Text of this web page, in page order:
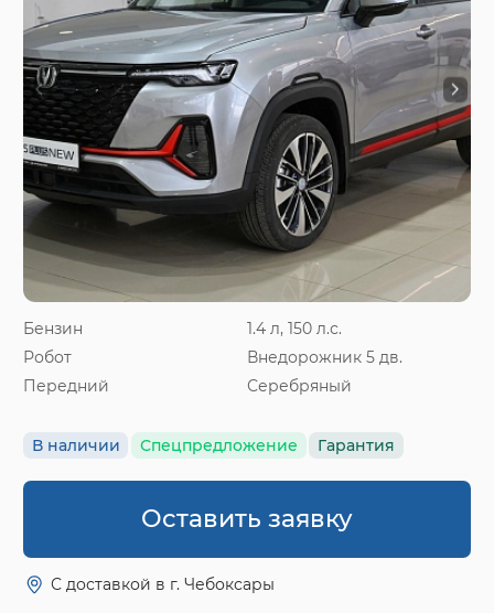
Бензин
1.4 л, 150 л.с.
Робот
Внедорожник 5 дв.
Передний
Серебряный
В наличии Спецпредложение Гарантия
Оставить заявку
С доставкой в г. Чебоксары